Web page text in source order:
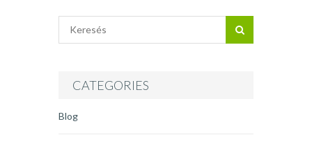
INFÓ
CATEGORIES
Blog